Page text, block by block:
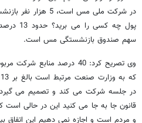
در شرکت ملی مس
پول چه
سهم صندوق بازنشستگی مس است.
وی تصریح کرد: 40 درصد
قانون جا به جا می کنید این در حالی است
و مردم است و اجازه نمی دهیم این اتفاق